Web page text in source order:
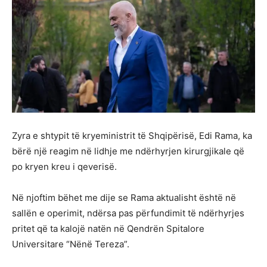
Zyra e shtypit të kryeministrit të Shqipërisë, Edi Rama, ka
bërë një reagim në lidhje me ndërhyrjen kirurgjikale që
po kryen kreu i qeverisë.
Në njoftim bëhet me dije se Rama aktualisht është në
sallën e operimit, ndërsa pas përfundimit të ndërhyrjes
pritet që ta kalojë natën në Qendrën Spitalore
Universitare “Nënë Tereza”.